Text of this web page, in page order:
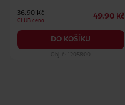
36.90 Kč
CLUB cena
49.90 Kč
DO KOŠÍKU
Obj. č.: 1205800